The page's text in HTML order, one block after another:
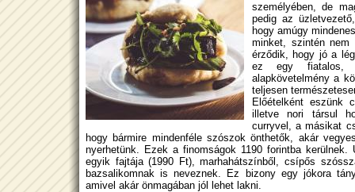
személyében, de
pedig az
hogy amúgy
minket, szintén nem
érződik, hogy jó a
ez egy fiatalos,
alapkövetelmény a
teljesen
Előételként eszünk
illetve nori társul
curryvel, a másikat
hogy bármire mindenféle szószok önthetők, akár
nyerhetünk. Ezek a finomságok 1190 forintba
egyik fajtája (1990 Ft), marhahátszínből, csípős
bazsalikomnak is neveznek. Ez bizony egy jókora
amivel akár önmagában jól lehet lakni.